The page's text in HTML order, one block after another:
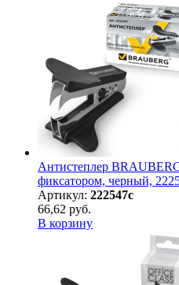
Антистеплер
фиксатором, черный,
Артикул: 222547с
66,62 руб.
В корзину